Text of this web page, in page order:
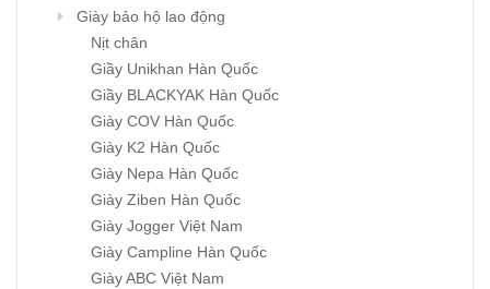
Giày bảo hộ lao động
Nịt chân
Giầy Unikhan Hàn Quốc
Giầy BLACKYAK Hàn Quốc
Giày COV Hàn Quốc
Giày K2 Hàn Quốc
Giày Nepa Hàn Quốc
Giày Ziben Hàn Quốc
Giày Jogger Việt Nam
Giày Campline Hàn Quốc
Giày ABC Việt Nam